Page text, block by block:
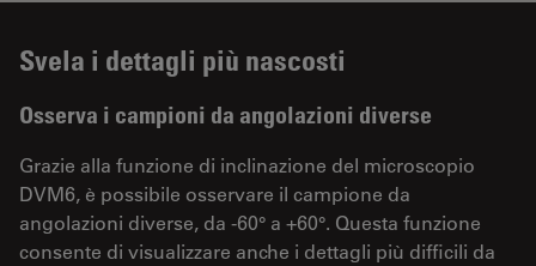
Svela i dettagli più nascosti
Osserva i campioni da angolazioni diverse
Grazie alla funzione di inclinazione del microscopio
DVM6, è possibile osservare il campione da
angolazioni diverse, da -60° a +60°. Questa funzione
consente di visualizzare anche i dettagli più difficili da